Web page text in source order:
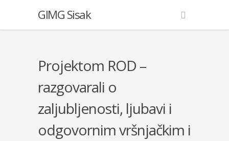
GIMG Sisak
Projektom ROD –
razgovarali o
zaljubljenosti, ljubavi i
odgovornim vršnjačkim i